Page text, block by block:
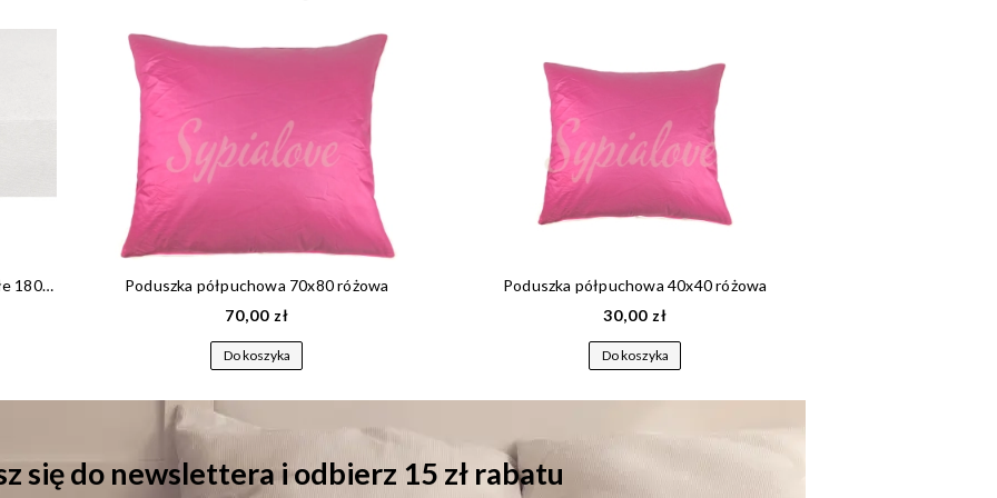
Prześcieradło frotte 180x200 z gumką białe 180 g/m2
Poduszka półpuchowa 70x80 różowa
70,00 zł
Do koszyka
Poduszka półpuchowa 40x40 różowa
30,00 zł
Do koszyka
się do newslettera i odbierz 15 zł rabatu